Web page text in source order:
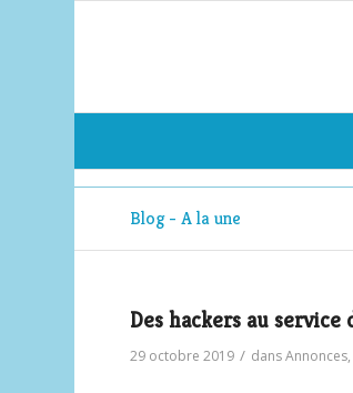
Blog - A la une
Des hackers au
29 octobre 2019 / dansAnnonces,